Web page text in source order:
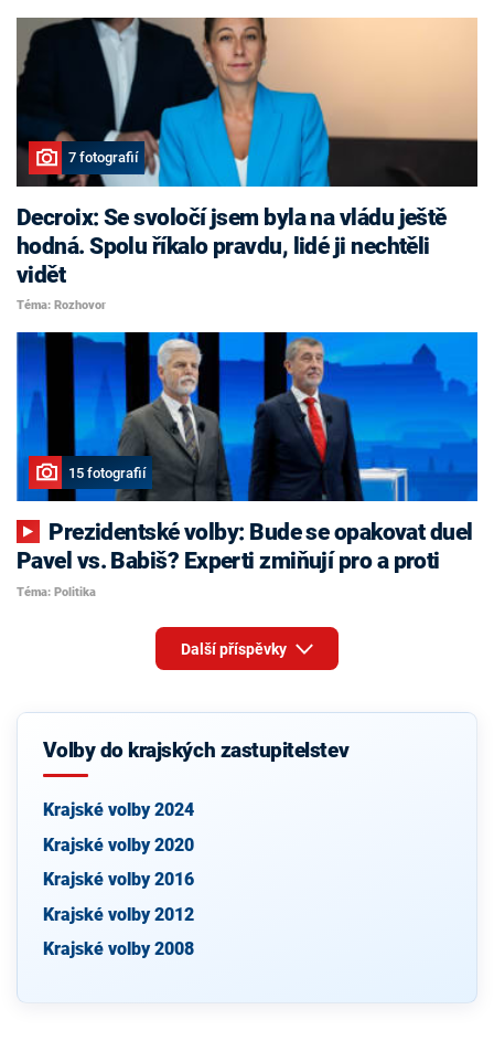
7 fotografií
Decroix: Se svoločí jsem byla na vládu ještě
hodná. Spolu říkalo pravdu, lidé ji nechtěli
vidět
Téma: Rozhovor
15 fotografií
Pavel vs. Babiš? Experti zmiňují pro a proti
Téma: Politika
Další příspěvky
Volby do krajských zastupitelstev
Krajské volby 2024
Krajské volby 2020
Krajské volby 2016
Krajské volby 2012
Krajské volby 2008